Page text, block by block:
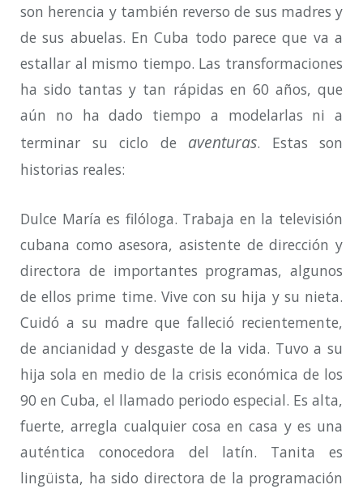
son herencia y también reverso de sus madres y
de sus abuelas. En Cuba todo parece que va a
estallar al mismo tiempo. Las transformaciones
ha sido tantas y tan rápidas en 60 años, que
aún no ha dado tiempo a modelarlas ni a
terminar su ciclo de aventuras. Estas son
historias reales:
Dulce María es filóloga. Trabaja en la televisión
cubana como asesora, asistente de dirección y
directora de importantes programas, algunos
de ellos prime time. Vive con su hija y su nieta.
Cuidó a su madre que falleció recientemente,
de ancianidad y desgaste de la vida. Tuvo a su
hija sola en medio de la crisis económica de los
90 en Cuba, el llamado periodo especial. Es alta,
fuerte, arregla cualquier cosa en casa y es una
auténtica conocedora del latín. Tanita es
lingüista, ha sido directora de la programación